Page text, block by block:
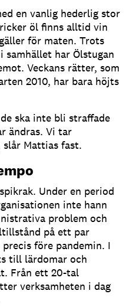
en vanlig hederlig stor
öl finns alltid vin
för maten. Trots
har Ölstugan
Veckans rätter, som
2010, har bara höjts
ska inte bli straffade
ändras. Vi tar
slår Mattias fast.
Under en period
inte hann
problem och
på ett par
före pandemin. I
till lärdomar och
Från ett 20-tal
verksamheten i dag